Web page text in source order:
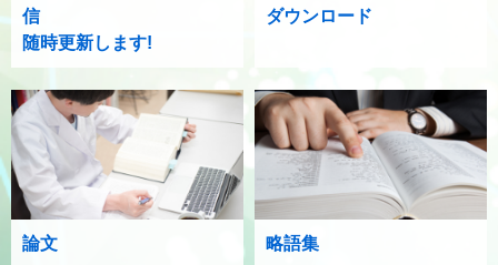
信
随時更新します!
ダウンロード
論文 略語集